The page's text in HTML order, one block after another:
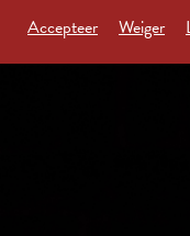
Accepteer
Weiger